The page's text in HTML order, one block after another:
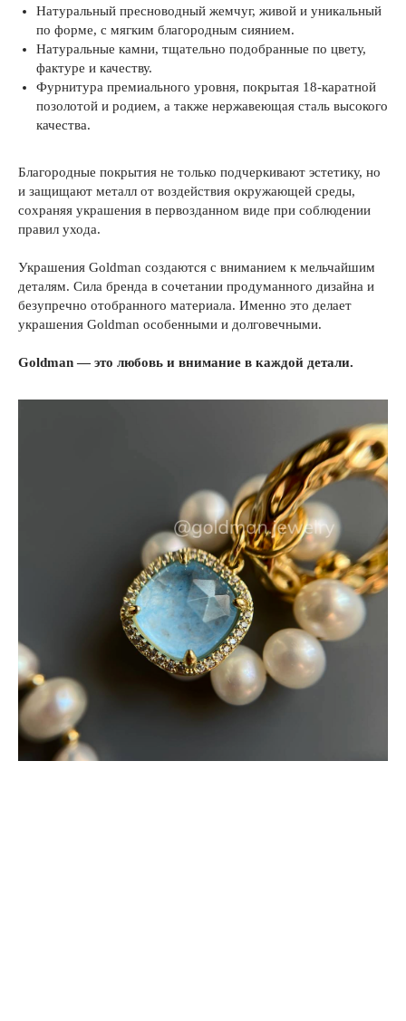
Натуральный пресноводный жемчуг, живой и уникальный
по форме, с мягким благородным сиянием.
Натуральные камни, тщательно подобранные по цвету,
фактуре и качеству.
Фурнитура премиального уровня, покрытая 18-каратной
позолотой и родием, а также нержавеющая сталь высокого
качества.
Благородные покрытия не только подчеркивают эстетику, но
и защищают металл от воздействия окружающей среды,
сохраняя украшения в первозданном виде при соблюдении
правил ухода.
Украшения Goldman создаются с вниманием к мельчайшим
деталям. Сила бренда в сочетании продуманного дизайна и
безупречно отобранного материала. Именно это делает
украшения Goldman особенными и долговечными.
Goldman — это любовь и внимание в каждой детали.